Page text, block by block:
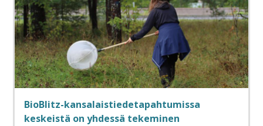
BioBlitz-kansalaistiedetapahtumissa
keskeistä on yhdessä tekeminen